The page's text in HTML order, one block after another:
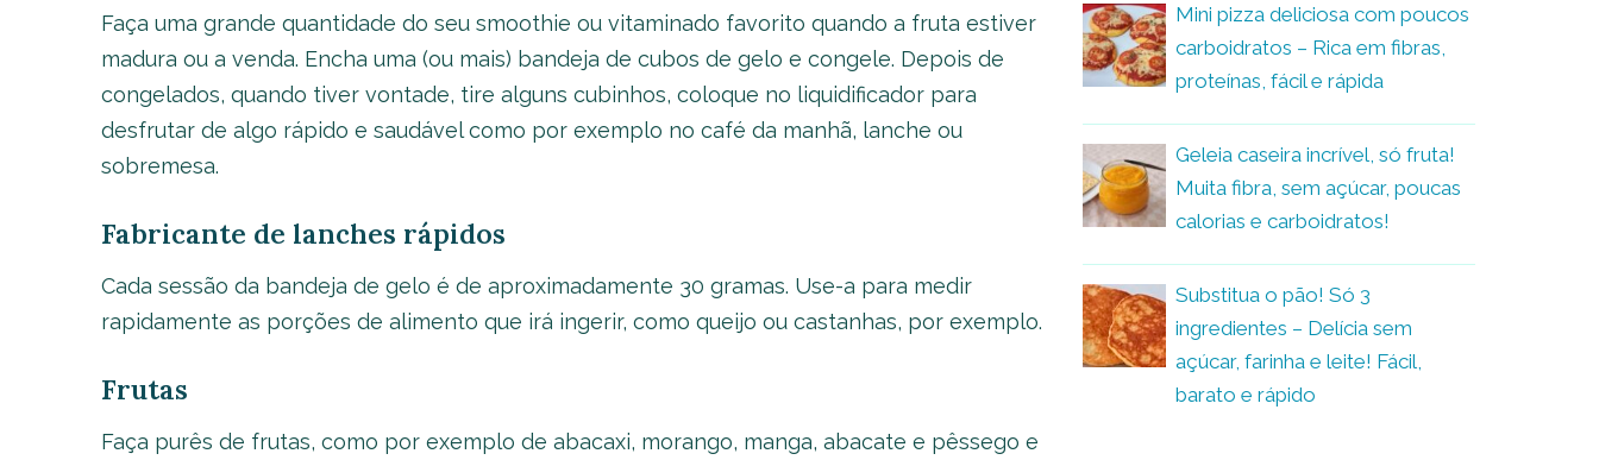
Faça uma grande quantidade do seu smoothie ou vitaminado favorito quando a fruta estiver
madura ou a venda. Encha uma (ou mais) bandeja de cubos de gelo e congele. Depois de
congelados, quando tiver vontade, tire alguns cubinhos, coloque no liquidificador para
desfrutar de algo rápido e saudável como por exemplo no café da manhã, lanche ou
sobremesa.
Fabricante de lanches rápidos
Cada sessão da bandeja de gelo é de aproximadamente 30 gramas. Use-a para medir
rapidamente as porções de alimento que irá ingerir, como queijo ou castanhas, por exemplo.
Frutas
Faça purês de frutas, como por exemplo de abacaxi, morango, manga, abacate e pêssego e
Mini pizza deliciosa com poucos
carboidratos – Rica em fibras,
proteínas, fácil e rápida
Geleia caseira incrível, só fruta!
Muita fibra, sem açúcar, poucas
calorias e carboidratos!
Substitua o pão! Só 3
ingredientes – Delícia sem
açúcar, farinha e leite! Fácil,
barato e rápido